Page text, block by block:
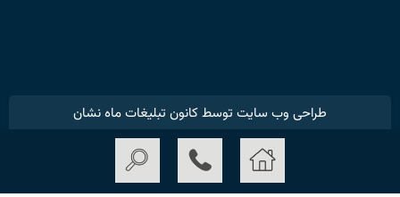
طراحی وب سایت توسط کانون تبلیغات ماه نشان